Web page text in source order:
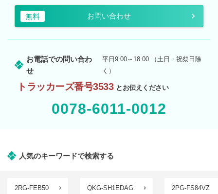
無料 お問い合わせ
お電話での問い合わ
せ
平日9:00～18:00 （土日・祝祭日除
く）
トラッカーズ番号3533 とお伝えください
0078-6011-0012
人気のキーワードで検索する
2RG-FEB50 QKG-SH1EDAG 2PG-FS84VZ